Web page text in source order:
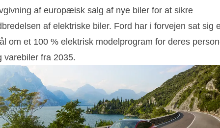
af europæisk salg af nye biler for at sikre
af elektriske biler. Ford har i forvejen sat sig
om et 100 % elektrisk modelprogram for deres
varebiler fra 2035.